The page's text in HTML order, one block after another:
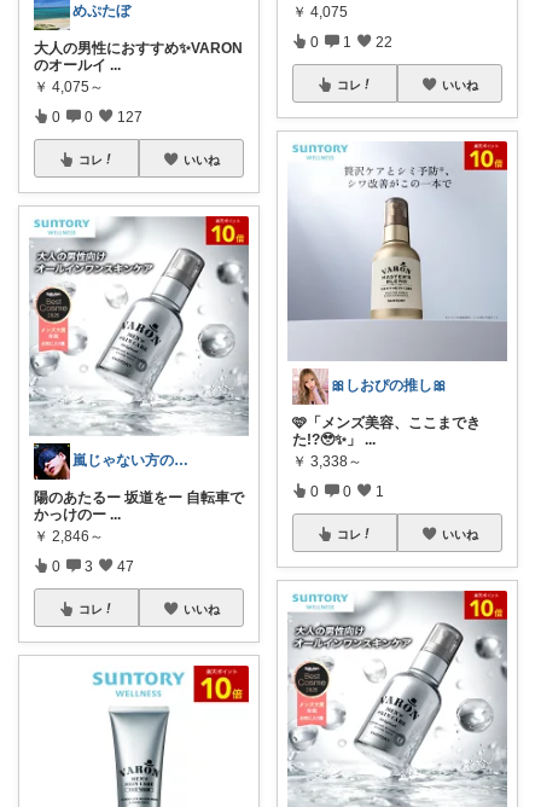
めぷたぼ
大人の男性におすすめ✨VARON
のオールイ ...
￥ 4,075～
0 0 127
コレ いいね
嵐じゃない方のニノ
陽のあたるー 坂道をー 自転車で
かっけのー ...
￥ 2,846～
0 3 47
コレ いいね
￥ 4,075
0 1 22
コレ いいね
🎀しおぴの推し🎀
🩷「メンズ美容、ここまでき
た!?🥹✨」 ...
￥ 3,338～
0 0 1
コレ いいね